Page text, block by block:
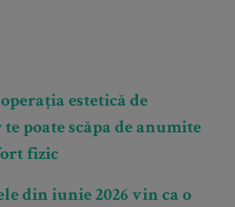
estetică de
poate scăpa de anumite
fizic
din iunie 2026 vin ca o